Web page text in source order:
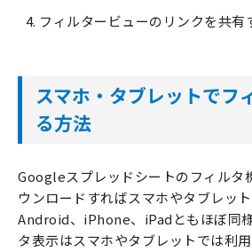
フィルタービューのリンクを共有
スマホ・タブレットでフ
る方法
Googleスプレッドシートのフィルタ
ウンロードすればスマホやタブレッ
Android、iPhone、iPadともほぼ同
タ表示はスマホやタブレットでは利用